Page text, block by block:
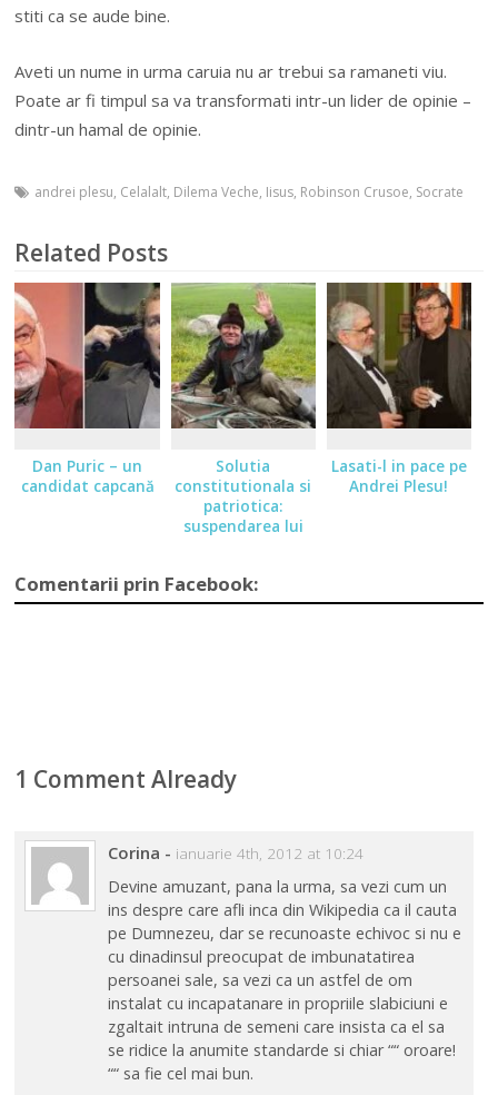
stiti ca se aude bine.
Aveti un nume in urma caruia nu ar trebui sa ramaneti viu.
Poate ar fi timpul sa va transformati intr-un lider de opinie –
dintr-un hamal de opinie.
andrei plesu, Celalalt, Dilema Veche, Iisus, Robinson Crusoe, Socrate
Related Posts
Dan Puric – un
candidat capcană
Solutia
constitutionala si
patriotica:
suspendarea lui
Lasati-l in pace pe
Andrei Plesu!
Comentarii prin Facebook:
1 Comment Already
Corina - ianuarie 4th, 2012 at 10:24
Devine amuzant, pana la urma, sa vezi cum un
ins despre care afli inca din Wikipedia ca il cauta
pe Dumnezeu, dar se recunoaste echivoc si nu e
cu dinadinsul preocupat de imbunatatirea
persoanei sale, sa vezi ca un astfel de om
instalat cu incapatanare in propriile slabiciuni e
zgaltait intruna de semeni care insista ca el sa
se ridice la anumite standarde si chiar ““ oroare!
““ sa fie cel mai bun.